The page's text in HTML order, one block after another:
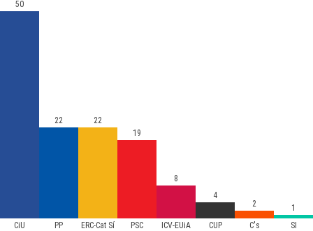
CiU PP ERC-Cat Sí PSC ICV-EUiA CUP C's SI
50
22
22
19
8
4
2
1